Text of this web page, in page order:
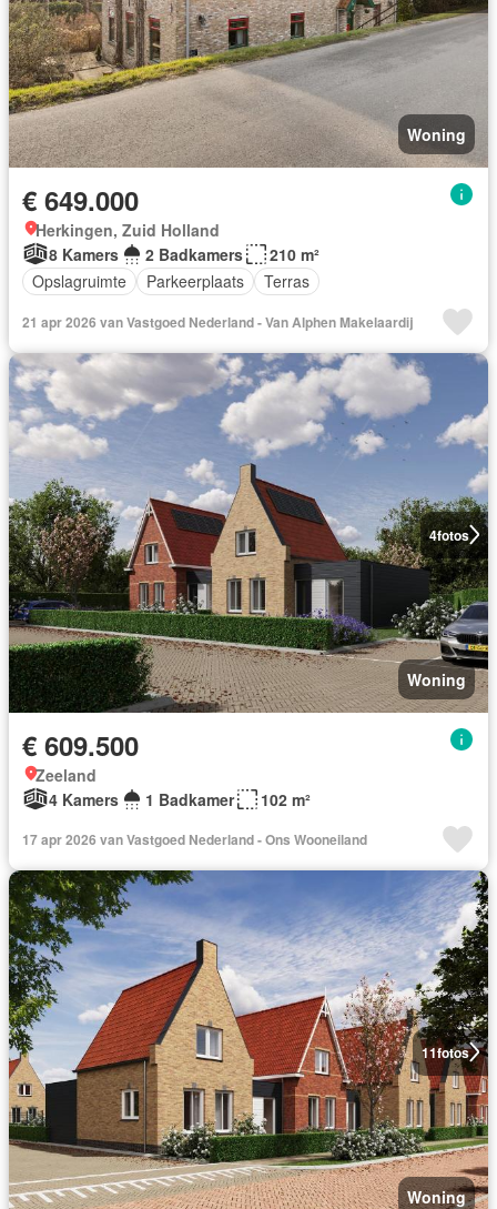
Woning
€ 649.000
Herkingen, Zuid Holland
8 Kamers
2 Badkamers
210 m²
Opslagruimte
Parkeerplaats Terras
21 apr 2026 van Vastgoed Nederland - Van Alphen Makelaardij
4fotos
Woning
€ 609.500
Zeeland
4 Kamers
1 Badkamer 102 m²
17 apr 2026 van Vastgoed Nederland - Ons Wooneiland
11fotos
Woning